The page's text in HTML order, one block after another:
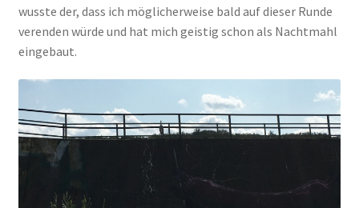
wusste der, dass ich möglicherweise bald auf dieser Runde
verenden würde und hat mich geistig schon als Nachtmahl
eingebaut.